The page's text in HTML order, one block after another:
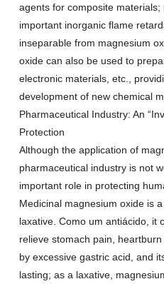
agents for composite materials;
important inorganic flame
inseparable from magnesium
oxide can also be used to
electronic materials, etc.,
development of new chemical
Pharmaceutical Industry: An “
Protection
Although the application of
pharmaceutical industry is not
important role in protecting
Medicinal magnesium oxide is
laxative. Como um antiácido, it
relieve stomach pain
by excessive gastric acid and
lasting; as a laxative,